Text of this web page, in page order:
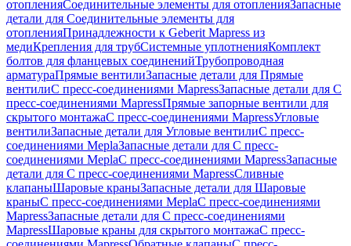
отопленияСоединительные элементы для отопленияЗапасные
детали для Соединительные элементы для
отопленияПринадлежности к Geberit Mapress из
медиКрепления для трубСистемные уплотненияКомплект
болтов для фланцевых соединенийТрубопроводная
арматураПрямые вентилиЗапасные детали для Прямые
вентилиС пресс-соединениями MapressЗапасные детали для С
пресс-соединениями MapressПрямые запорные вентили для
скрытого монтажаС пресс-соединениями MapressУгловые
вентилиЗапасные детали для Угловые вентилиС пресс-
соединениями MeplaЗапасные детали для С пресс-
соединениями MeplaС пресс-соединениями MapressЗапасные
детали для С пресс-соединениями MapressСливные
клапаныШаровые краныЗапасные детали для Шаровые
краныС пресс-соединениями MeplaС пресс-соединениями
MapressЗапасные детали для С пресс-соединениями
MapressШаровые краны для скрытого монтажаС пресс-